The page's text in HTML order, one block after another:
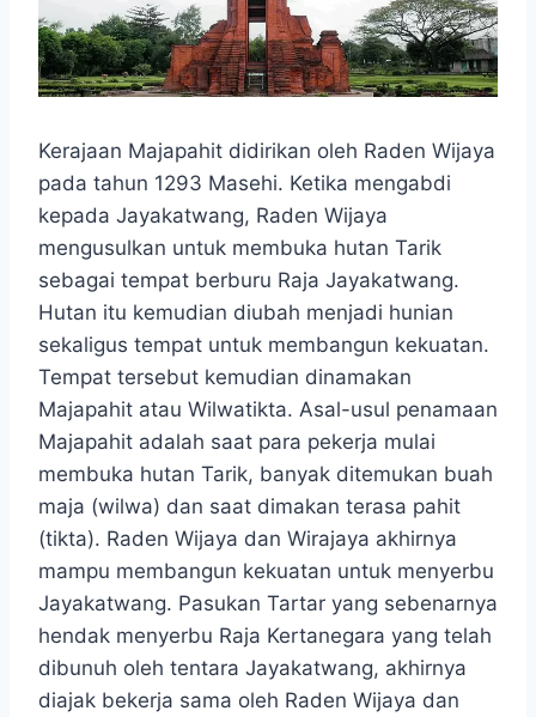
Kerajaan Majapahit didirikan oleh Raden Wijaya
pada tahun 1293 Masehi. Ketika mengabdi
kepada Jayakatwang, Raden Wijaya
mengusulkan untuk membuka hutan Tarik
sebagai tempat berburu Raja Jayakatwang.
Hutan itu kemudian diubah menjadi hunian
sekaligus tempat untuk membangun kekuatan.
Tempat tersebut kemudian dinamakan
Majapahit atau Wilwatikta. Asal-usul penamaan
Majapahit adalah saat para pekerja mulai
membuka hutan Tarik, banyak ditemukan buah
maja (wilwa) dan saat dimakan terasa pahit
(tikta). Raden Wijaya dan Wirajaya akhirnya
mampu membangun kekuatan untuk menyerbu
Jayakatwang. Pasukan Tartar yang sebenarnya
hendak menyerbu Raja Kertanegara yang telah
dibunuh oleh tentara Jayakatwang, akhirnya
diajak bekerja sama oleh Raden Wijaya dan